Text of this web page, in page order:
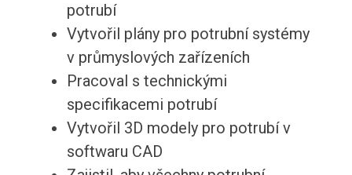
potrubí
Vytvořil plány pro potrubní systémy
v průmyslových zařízeních
Pracoval s technickými
specifikacemi potrubí
Vytvořil 3D modely pro potrubí v
softwaru CAD